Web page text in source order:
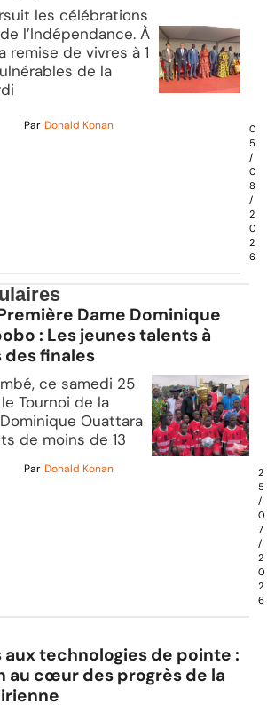
les célébrations
l’Indépendance. À
remise de vivres à 1
de la
Par Donald Konan
0
5
/
0
8
/
2
0
2
6
Dame Dominique
: Les jeunes talents à
des finales
ce samedi 25
Tournoi de la
Ouattara
de moins de 13
Par Donald Konan
2
5
/
0
7
/
2
0
2
6
aux technologies de pointe :
au cœur des progrès de la